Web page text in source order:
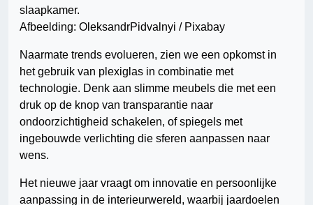
Afbeelding: OleksandrPidvalnyi / Pixabay
Naarmate trends evolueren, zien we een opkomst in
het gebruik van plexiglas in combinatie met
technologie. Denk aan slimme meubels die met een
druk op de knop van transparantie naar
ondoorzichtigheid schakelen, of spiegels met
ingebouwde verlichting die sferen aanpassen naar
wens.
Het nieuwe jaar vraagt om innovatie en persoonlijke
aanpassing in de interieurwereld, waarbij jaardoelen